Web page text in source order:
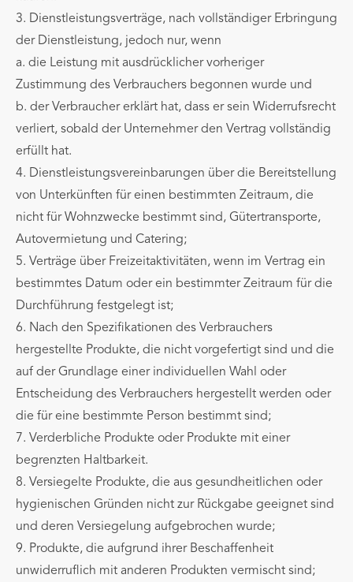
3. Dienstleistungsverträge, nach vollständiger Erbringung
der Dienstleistung, jedoch nur, wenn
a. die Leistung mit ausdrücklicher vorheriger
Zustimmung des Verbrauchers begonnen wurde und
b. der Verbraucher erklärt hat, dass er sein Widerrufsrecht
verliert, sobald der Unternehmer den Vertrag vollständig
erfüllt hat.
4. Dienstleistungsvereinbarungen über die Bereitstellung
von Unterkünften für einen bestimmten Zeitraum, die
nicht für Wohnzwecke bestimmt sind, Gütertransporte,
Autovermietung und Catering;
5. Verträge über Freizeitaktivitäten, wenn im Vertrag ein
bestimmtes Datum oder ein bestimmter Zeitraum für die
Durchführung festgelegt ist;
6. Nach den Spezifikationen des Verbrauchers
hergestellte Produkte, die nicht vorgefertigt sind und die
auf der Grundlage einer individuellen Wahl oder
Entscheidung des Verbrauchers hergestellt werden oder
die für eine bestimmte Person bestimmt sind;
7. Verderbliche Produkte oder Produkte mit einer
begrenzten Haltbarkeit.
8. Versiegelte Produkte, die aus gesundheitlichen oder
hygienischen Gründen nicht zur Rückgabe geeignet sind
und deren Versiegelung aufgebrochen wurde;
9. Produkte, die aufgrund ihrer Beschaffenheit
unwiderruflich mit anderen Produkten vermischt sind;